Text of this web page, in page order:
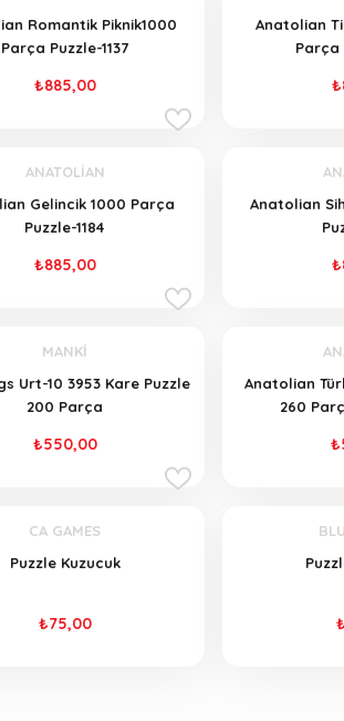
Romantik Piknik1000
Parça Puzzle-1137
₺885,00
Anatolian
Parça
ANATOLİAN
Gelincik 1000 Parça
Puzzle-1184
₺885,00
Anatolian
MANKİ
Urt-10 3953 Kare Puzzle
200 Parça
₺550,00
Anatolian
260
CA GAMES
Puzzle Kuzucuk
₺75,00